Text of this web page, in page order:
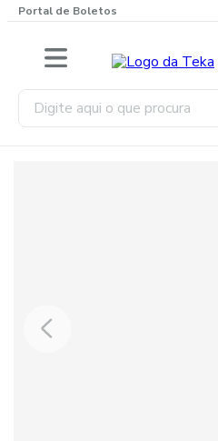
Portal de Boletos
Digite aqui o que procura